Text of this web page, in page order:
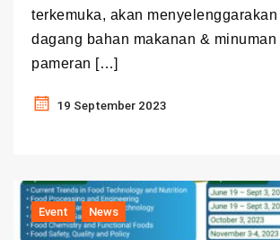
terkemuka, akan menyelenggarakan
dagang bahan makanan & minuman
pameran […]
19 September 2023
Event News